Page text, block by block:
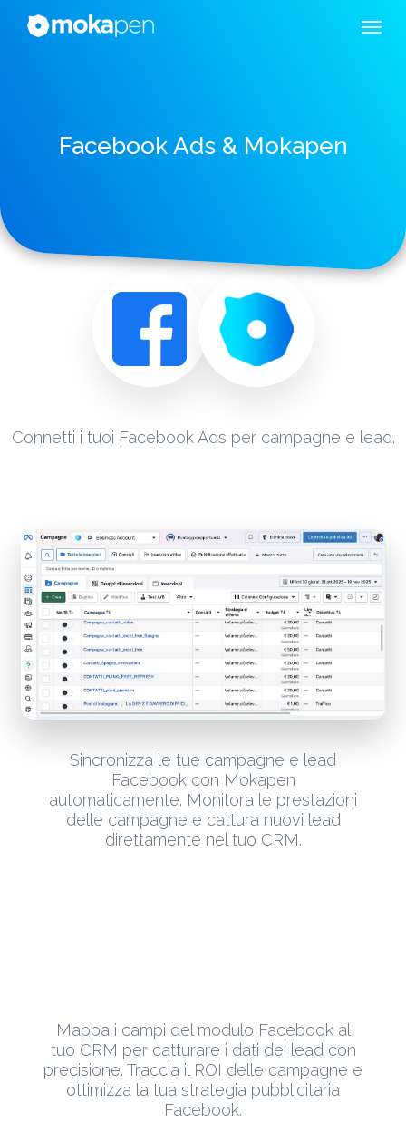
Facebook Ads & Mokapen
Connetti i tuoi Facebook Ads per campagne e lead.
Sincronizza le tue campagne e lead
Facebook con Mokapen
automaticamente. Monitora le prestazioni
delle campagne e cattura nuovi lead
direttamente nel tuo CRM.
Mappa i campi del modulo Facebook al
tuo CRM per catturare i dati dei lead con
precisione. Traccia il ROI delle campagne e
ottimizza la tua strategia pubblicitaria
Facebook.